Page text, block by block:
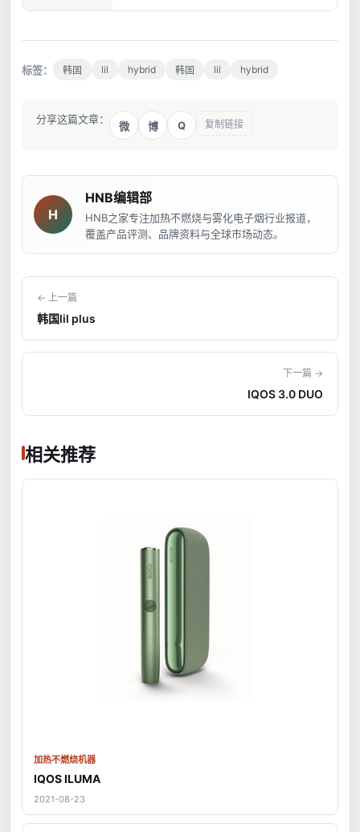
标签： 韩国 lil hybrid 韩国 lil hybrid
分享这篇文章：
微 博 Q 复制链接
H
HNB编辑部
HNB之家专注加热不燃烧与雾化电子烟行业报道，
覆盖产品评测、品牌资料与全球市场动态。
← 上一篇
韩国lil plus
下一篇 →
IQOS 3.0 DUO
相关推荐
加热不燃烧机器
IQOS ILUMA
2021-08-23